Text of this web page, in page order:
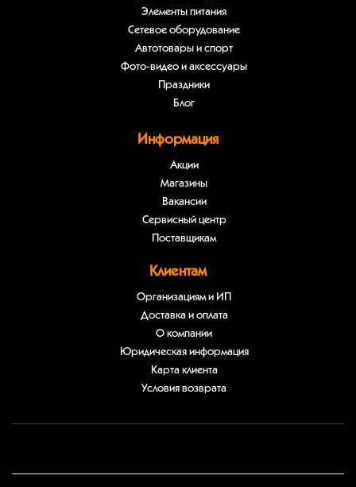
Элементы питания
Сетевое оборудование
Автотовары и спорт
Фото-видео и аксессуары
Праздники
Блог
Информация
Акции
Магазины
Вакансии
Сервисный центр
Поставщикам
Клиентам
Организациям и ИП
Доставка и оплата
О компании
Юридическая информация
Карта клиента
Условия возврата